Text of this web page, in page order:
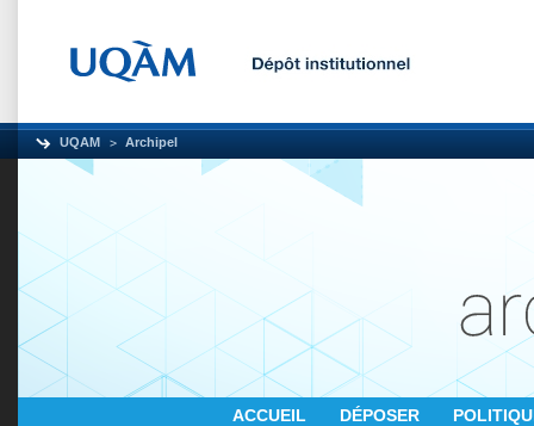
UQAM Archipel
ACCUEIL DÉPOSER